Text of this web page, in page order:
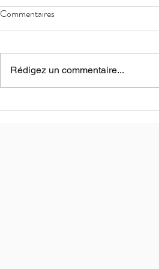
Les coulisses d'une création :
Commentaires
Rédigez un commentaire...